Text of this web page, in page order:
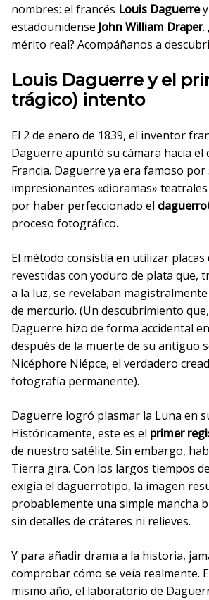
nombres: el francés Louis Daguerrey
estadounidense John William Draper.
mérito real? Acompáñanos a
Louis Daguerre y el
trágico) intento
El 2 de enero de 1839, el inventor
Daguerre apuntó su cámara hacia el
Francia. Daguerre ya era famoso por
impresionantes «dioramas»
por haber perfeccionado el
proceso fotográfico.
El método consistía en utilizar placas
revestidas con yoduro de plata que,
a la luz, se revelaban
de mercurio. (Un descubrimiento
Daguerre hizo de forma accidental
después de la muerte de su antiguo
Nicéphore Niépce, el verdadero
fotografía permanente).
Daguerre logró plasmar la Luna en
Históricamente, este es el primer
de nuestro satélite. Sin embargo,
Tierra gira. Con los largos tiempos
exigía el daguerrotipo, la imagen
probablemente una simple mancha
sin detalles de cráteres ni relieves.
Y para añadir drama a la historia,
comprobar cómo se veía realmente.
mismo año, el laboratorio de